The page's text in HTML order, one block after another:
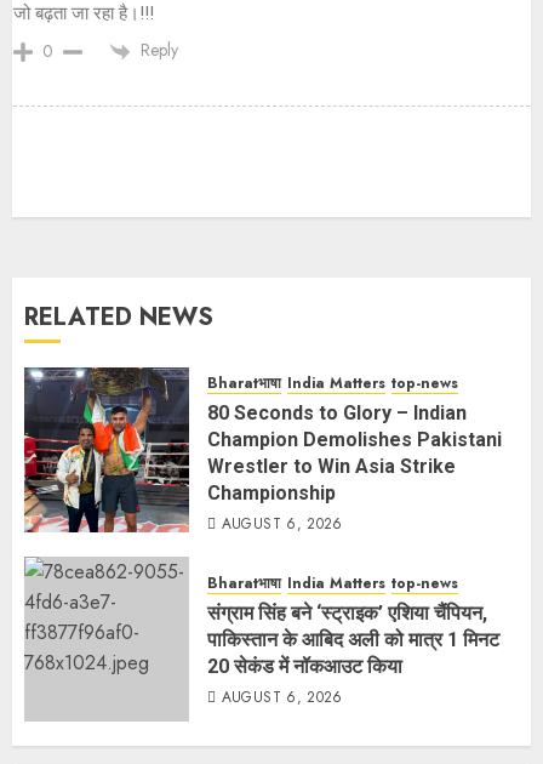
जो बढ़ता जा रहा है।!!!
0 Reply
RELATED NEWS
Bharatभाषा India Matters top-news
80 Seconds to Glory – Indian
Champion Demolishes Pakistani
Wrestler to Win Asia Strike
Championship
AUGUST 6, 2026
Bharatभाषा India Matters top-news
संग्राम सिंह बने ‘स्ट्राइक’ एशिया चैंपियन,
पाकिस्तान के आबिद अली को मात्र 1 मिनट
20 सेकंड में नॉकआउट किया
AUGUST 6, 2026